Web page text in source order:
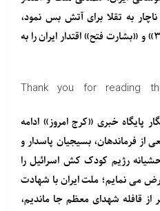
به تقلا برای آتش بس نمود،
گفت: عملیات های «وعده صادق ۳» و «بشارت فتح» اقتدار ایران را به
Thank you for reading
پایگاه خبری «کرج امروز» ادامه
از فرماندهان، بسیجیان پاسدار و
رژیم کودک کش اسرائیل را
می‌ نمایم؛ ملت ایران با شهادت
از قافله شهدای معظم جا ماندیم،